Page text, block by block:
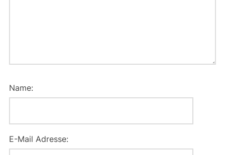
Name:
E-Mail Adresse: